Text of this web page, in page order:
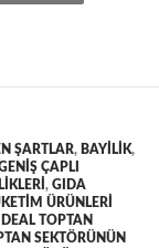
ŞARTLAR, BAYILIK,
ÇAPLI
, GIDA
ÜRÜNLERI
IDEAL TOPTAN
SEKTÖRÜNÜN